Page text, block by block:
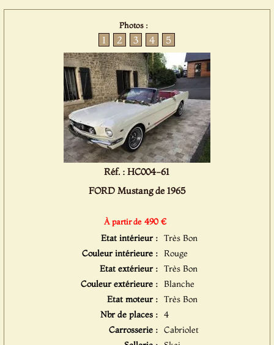
Photos :
1 2 3 4 5
Réf. : HC004-61
FORD Mustang de 1965
À partir de 490 €
Etat intérieur : Très Bon
Couleur intérieure : Rouge
Etat extérieur : Très Bon
Couleur extérieure : Blanche
Etat moteur : Très Bon
Nbr de places : 4
Carrosserie : Cabriolet